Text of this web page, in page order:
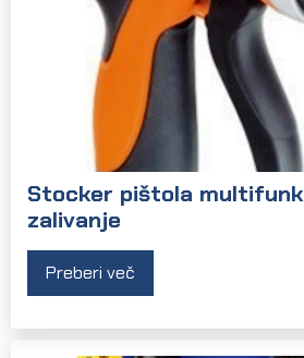
Stocker pištola
zalivanje
Preberi več